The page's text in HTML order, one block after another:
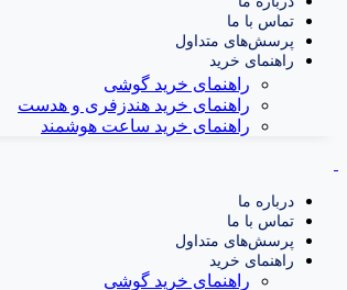
تماس با ما
پرسش‌های متداول
راهنمای خرید
راهنمای خرید گوشی
راهنمای خرید هندزفری و هدست
راهنمای خرید ساعت هوشمند
درباره ما
تماس با ما
پرسش‌های متداول
راهنمای خرید
راهنمای خرید گوشی